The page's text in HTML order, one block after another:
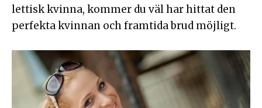
lettisk kvinna, kommer du väl har hittat den
perfekta kvinnan och framtida brud möjligt.